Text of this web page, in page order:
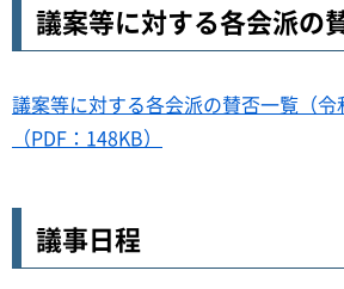
議案等に対する各会派の
議案等に対する各会派の賛否一覧（令
（PDF：148KB）
議事日程